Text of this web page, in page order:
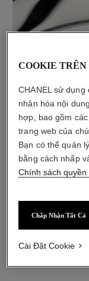
chất liệu
chất liệu
Gốm đen
COOKIE
CHANEL sử
nhân hóa nội
hợp, bao gồm
trang web của
Bạn có thể quản
bằng cách nhấp
Chính sách
Chấp Nhận Tất Cả
Cài Đặt Cookie